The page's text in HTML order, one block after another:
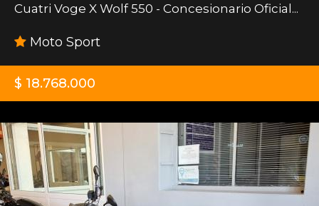
Cuatri Voge X Wolf 550 - Concesionario Oficial...
Moto Sport
$ 18.768.000